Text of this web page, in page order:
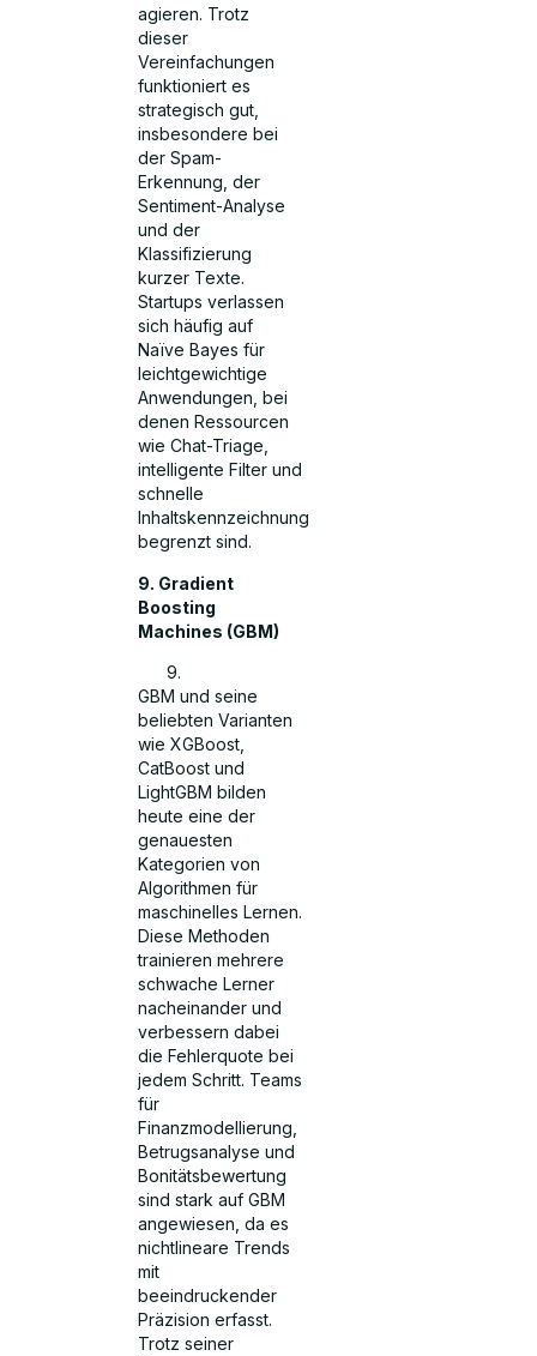
agieren. Trotz
dieser
Vereinfachungen
funktioniert es
strategisch gut,
insbesondere bei
der Spam-
Erkennung, der
Sentiment-Analyse
und der
Klassifizierung
kurzer Texte.
Startups verlassen
sich häufig auf
Naïve Bayes für
leichtgewichtige
Anwendungen, bei
denen Ressourcen
wie Chat-Triage,
intelligente Filter und
schnelle
Inhaltskennzeichnung
begrenzt sind.
9. Gradient
Boosting
Machines (GBM)
GBM und seine
beliebten Varianten
wie XGBoost,
CatBoost und
LightGBM bilden
heute eine der
genauesten
Kategorien von
Algorithmen für
maschinelles Lernen.
Diese Methoden
trainieren mehrere
schwache Lerner
nacheinander und
verbessern dabei
die Fehlerquote bei
jedem Schritt. Teams
für
Finanzmodellierung,
Betrugsanalyse und
Bonitätsbewertung
sind stark auf GBM
angewiesen, da es
nichtlineare Trends
mit
beeindruckender
Präzision erfasst.
Trotz seiner